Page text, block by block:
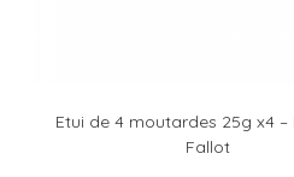
Etui de 4 moutardes 25g x4 –
Fallot